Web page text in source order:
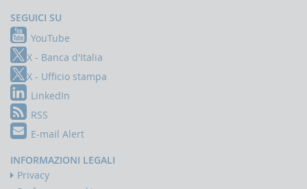
Rapporto
annuale
Quaderni
dell'antiriciclaggio
Newsletter
Interventi
del
Direttore
Interventi
della
Banca
SEGUICI SU
YouTube
X - Banca d'Italia
X - Ufficio stampa
LinkedIn
RSS
E-mail Alert
INFORMAZIONI LEGALI
Privacy